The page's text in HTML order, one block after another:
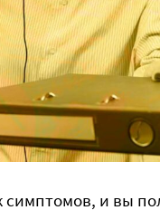
симптомов, и вы